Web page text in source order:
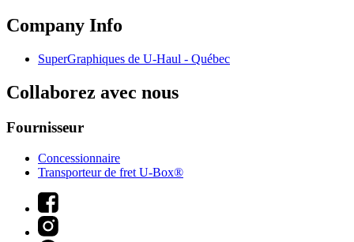
Company Info
SuperGraphiques de U-Haul - Québec
Collaborez avec nous
Fournisseur
Concessionnaire
Transporteur de fret U-Box®